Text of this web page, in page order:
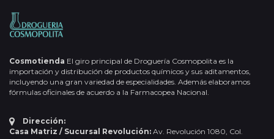
Cosmotienda El giro principal de Droguería Cosmopolita es la
importación y distribución de productos químicos y sus aditamentos,
incluyendo una gran variedad de especialidades. Además elaboramos
fórmulas oficinales de acuerdo a la Farmacopea Nacional.
Dirección:
Casa Matriz / Sucursal Revolución: Av. Revolución 1080, Col.